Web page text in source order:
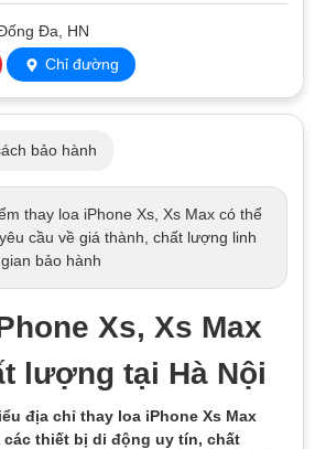
Đa, HN
Chỉ đường
bảo hành
thay loa iPhone Xs, Xs Max có thể
cầu về giá thành, chất lượng linh
bảo hành
Xs, Xs Max
lượng tại Hà Nội
địa chỉ thay loa iPhone Xs Max
thiết bị di động uy tín, chất